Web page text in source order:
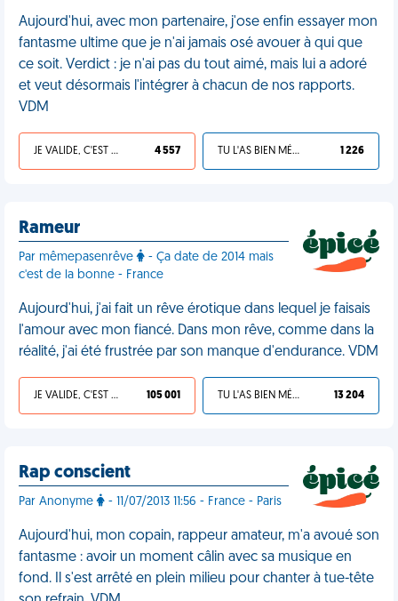
Aujourd'hui, avec mon partenaire, j'ose enfin essayer mon
fantasme ultime que je n'ai jamais osé avouer à qui que
ce soit. Verdict : je n'ai pas du tout aimé, mais lui a adoré
et veut désormais l'intégrer à chacun de nos rapports.
VDM
JE VALIDE, C'EST UNE VDM 4 557 TU L'AS BIEN MÉRITÉ 1 226
Rameur
Par mêmepasenrêve
- Ça date de 2014 mais
c'est de la bonne - France
Aujourd'hui, j'ai fait un rêve érotique dans lequel je faisais
l'amour avec mon fiancé. Dans mon rêve, comme dans la
réalité, j'ai été frustrée par son manque d'endurance. VDM
JE VALIDE, C'EST UNE VDM 105 001 TU L'AS BIEN MÉRITÉ 13 204
Rap conscient
Par Anonyme - 11/07/2013 11:56 - France - Paris
Aujourd'hui, mon copain, rappeur amateur, m'a avoué son
fantasme : avoir un moment câlin avec sa musique en
fond. Il s'est arrêté en plein milieu pour chanter à tue-tête